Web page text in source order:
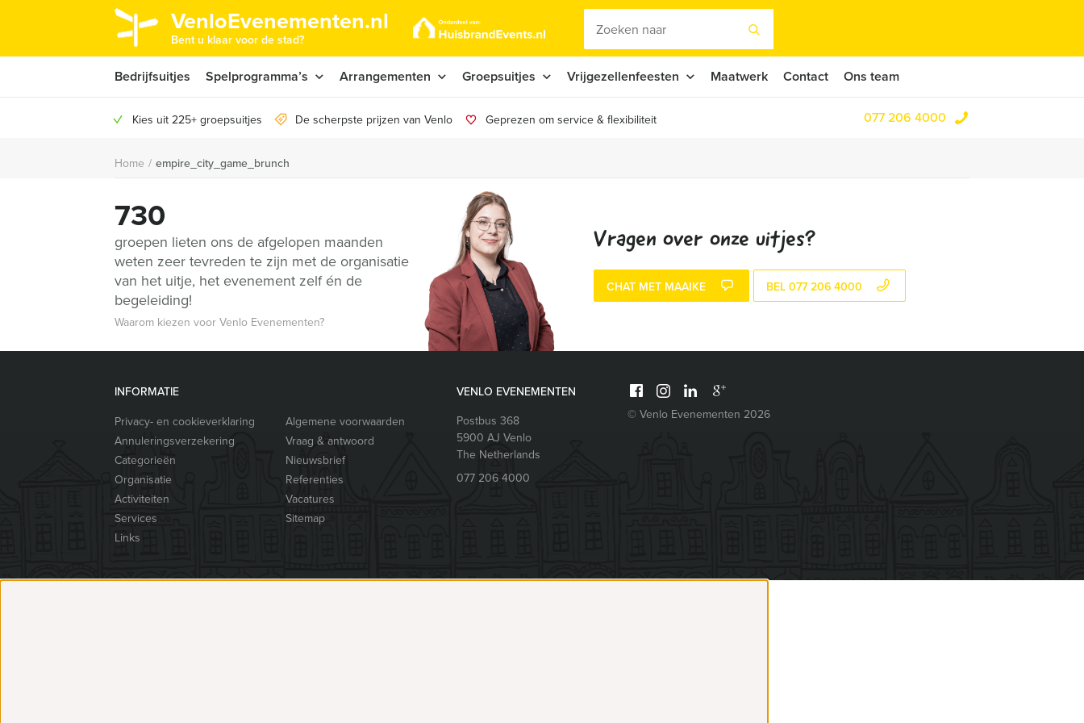
VenloEvenementen.nl
Bent u klaar voor de stad?
Bedrijfsuitjes Spelprogramma’s Arrangementen Groepsuitjes Vrijgezellenfeesten Maatwerk Contact Ons team
Kies uit 225+ groepsuitjes De scherpste prijzen van Venlo Geprezen om service & flexibiliteit 077 206 4000
Home / empire_city_game_brunch
730
groepen lieten ons de afgelopen maanden
weten zeer tevreden te zijn met de organisatie
van het uitje, het evenement zelf én de
begeleiding!
Waarom kiezen voor Venlo Evenementen?
Vragen over onze uitjes?
CHAT MET MAAIKE BEL 077 206 4000
INFORMATIE
Privacy- en cookieverklaring
Algemene voorwaarden
Annuleringsverzekering
Vraag & antwoord
Categorieën
Nieuwsbrief
Organisatie
Referenties
Activiteiten
Vacatures
Services
Sitemap
Links
VENLO EVENEMENTEN
Postbus 368
5900 AJ Venlo
The Netherlands
077 206 4000
© Venlo Evenementen 2026